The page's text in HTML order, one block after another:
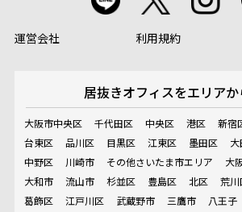
運営会社 利用規約
居抜きオフィスをエリア
大阪市中央区 千代田区 中央区 港区 新宿
台東区
品川区 目黒区 江東区 墨田区
中野区
川崎市 その他さいたま市エリア 大
大和市
流山市 杉並区 豊島区 北区 荒川
葛飾区
江戸川区 武蔵野市 三鷹市 八王子